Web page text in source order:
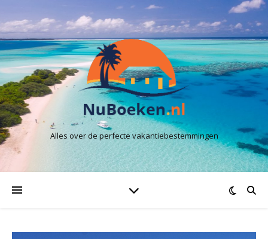
Alles over de perfecte vakantiebestemmingen